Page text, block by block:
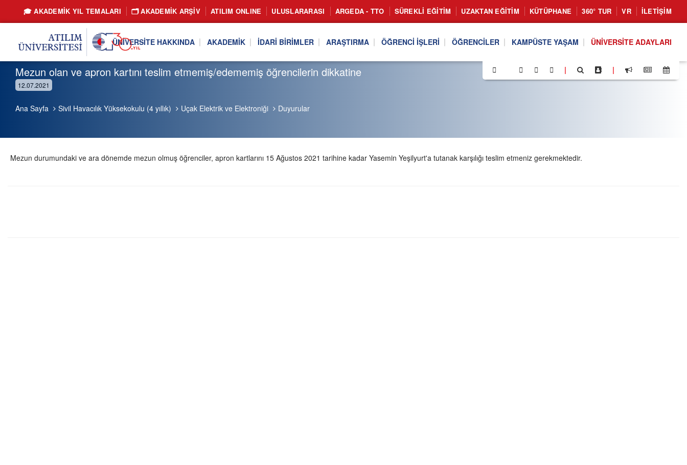
🎓 AKADEMİK YIL TEMALARI 🗂️ AKADEMIK ARŞIV ATILIM ONLINE ULUSLARARASI ARGEDA - TTO SÜREKLI EĞITIM UZAKTAN EĞITIM KÜTÜPHANE 360° TUR VR İLETIŞIM
ÜNIVERSITE HAKKINDA AKADEMIK İDARI BIRIMLER ARAŞTIRMA ÖĞRENCI İŞLERI ÖĞRENCILER KAMPÜSTE YAŞAM ÜNIVERSITE ADAYLARI
| |
Mezun olan ve apron kartını teslim etmemiş/edememiş öğrencilerin dikkatine
12.07.2021
Ana Sayfa Sivil Havacılık Yüksekokulu (4 yıllık) Uçak Elektrik ve Elektroniği Duyurular
Mezun durumundaki ve ara dönemde mezun olmuş öğrenciler, apron kartlarını 15 Ağustos 2021 tarihine kadar Yasemin Yeşilyurt'a tutanak karşılığı teslim etmeniz gerekmektedir.